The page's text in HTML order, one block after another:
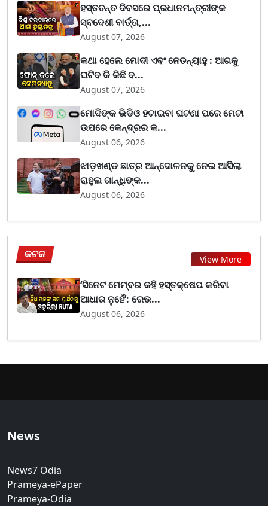
ହସ୍ତତନ୍ତ ଦିବସରେ ପ୍ରଧାନମନ୍ତ୍ରୀଙ୍କ
ସ୍ବଦେଶୀ ବାର୍ତ୍ତା,...
August 07, 2026
କଥା ହେଲେ ମୋଦୀ ଏବଂ ନେତନ୍ୟାହୁ : ଆଗକୁ
ଘଟିବ କି କିଛି ବ...
August 07, 2026
ମୋଦିଙ୍କ ଭିଡିଓ ହଟାଇବା ଘଟଣା ପରେ ମେଟା
ଉପରେ କେନ୍ଦ୍ରର କ...
August 06, 2026
ଝାଡ଼ଖଣ୍ଡ ଛାତ୍ର ଆନ୍ଦୋଳନକୁ ନେଇ ଆସିଲା
ରାହୁଲ ଗାନ୍ଧିଙ୍କ...
August 06, 2026
କଟକ View More
‘ସିନେଟ ମେମ୍ବର କହି ହସ୍ତକ୍ଷେପ କରିବା
ଆଧାର ନୁହେଁ’: ରେଭ...
August 06, 2026
News
News7 Odia
Prameya-ePaper
Prameya-Odia